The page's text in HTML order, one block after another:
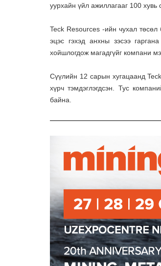
уурхайн үйл ажиллагааг 100 хувь
Teck Resources -ийн чухал
эцэс гэхэд анхны зэсээ
хойшлогдож магадгүйг компани
Сүүлийн 12 сарын хугацаанд
хүрч тэмдэглэгдсэн. Тус
байна.